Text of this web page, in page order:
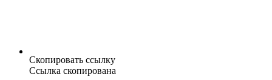
Скопировать ссылку
Ссылка скопирована